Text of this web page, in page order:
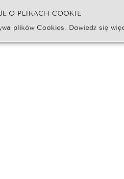
Go
O PLIKACH COOKIE
plików Cookies. Dowiedz się